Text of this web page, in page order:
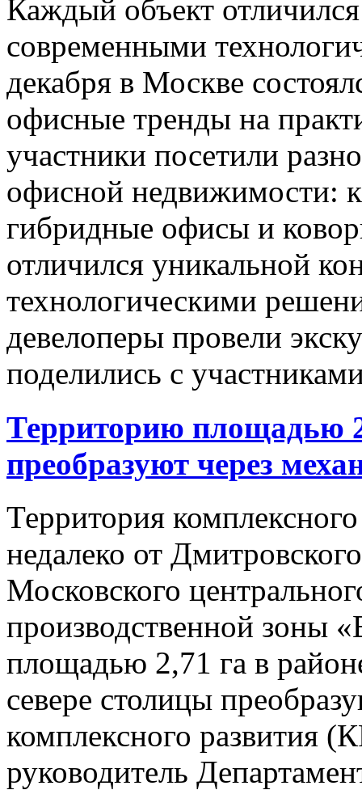
Каждый объект
современными
декабря в Москве
офисные тренды на
участники посетили
офисной недвижимости:
гибридные офисы и
отличился уникальной
технологическими
девелоперы провели
поделились с
Территорию площадью
преобразуют через
Территория
недалеко от
Московского
производственной зоны
площадью 2,71 га в
севере столицы
комплексного развития
руководитель